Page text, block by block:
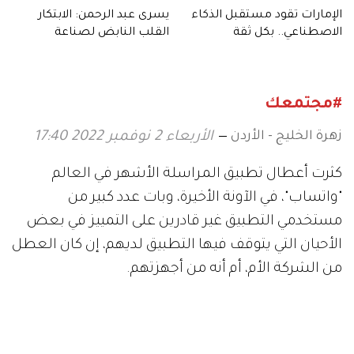
الإمارات تقود مستقبل الذكاء
الاصطناعي.. بكل ثقة
يسرى عبد الرحمن: الابتكار
القلب النابض لصناعة
#مجتمعك
زهرة الخليج - الأردن الأربعاء 2 نوفمبر 2022 17:40
كثرت أعطال تطبيق المراسلة الأشهر في العالم
"واتساب"، في الآونة الأخيرة، وبات عدد كبير من
مستخدمي التطبيق غير قادرين على التمييز في بعض
الأحيان التي يتوقف فيها التطبيق لديهم، إن كان العطل
من الشركة الأم، أم أنه من أجهزتهم.